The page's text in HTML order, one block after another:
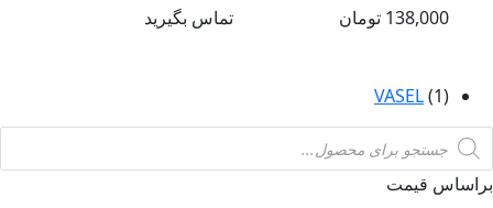
138,000 تومان
تماس بگیرید
VASEL(1)
Products
search
براساس قیمت